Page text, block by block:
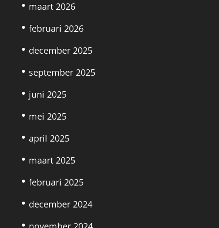
maart 2026
februari 2026
december 2025
september 2025
juni 2025
mei 2025
april 2025
maart 2025
februari 2025
december 2024